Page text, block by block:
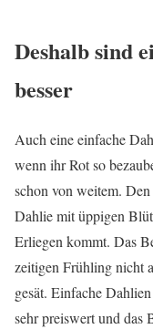
Deshalb sind
besser
Auch eine einfache
wenn ihr Rot so
schon von weitem.
Dahlie mit üppigen
Erliegen kommt. Das
zeitigen Frühling nicht
gesät. Einfache
sehr preiswert und das